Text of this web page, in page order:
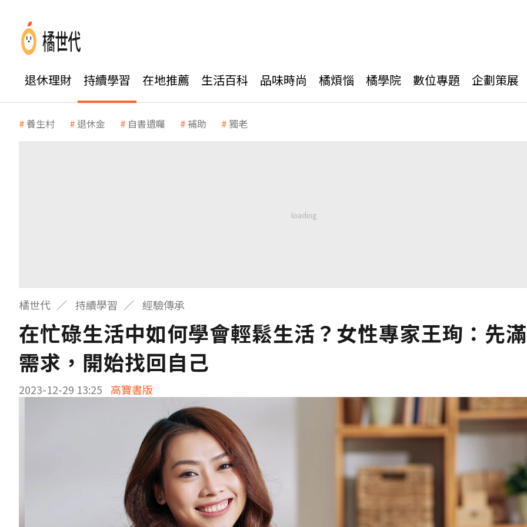
退休理財 持續學習 在地推薦 生活百科 品味時尚 橘煩惱 橘學院 數位專題 企劃策展
養生村 退休金 自書遺囑 補助 獨老
橘世代 持續學習 經驗傳承
在忙碌生活中如何學會輕鬆生活？女性專家王珣：先
需求，開始找回自己
2023-12-29 13:25 高寶書版